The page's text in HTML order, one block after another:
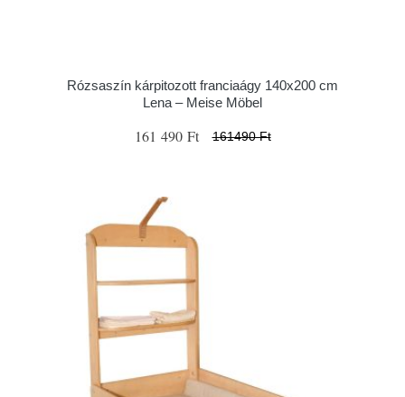
Rózsaszín kárpitozott franciaágy 140x200 cm
Lena – Meise Möbel
161 490 Ft 161490 Ft